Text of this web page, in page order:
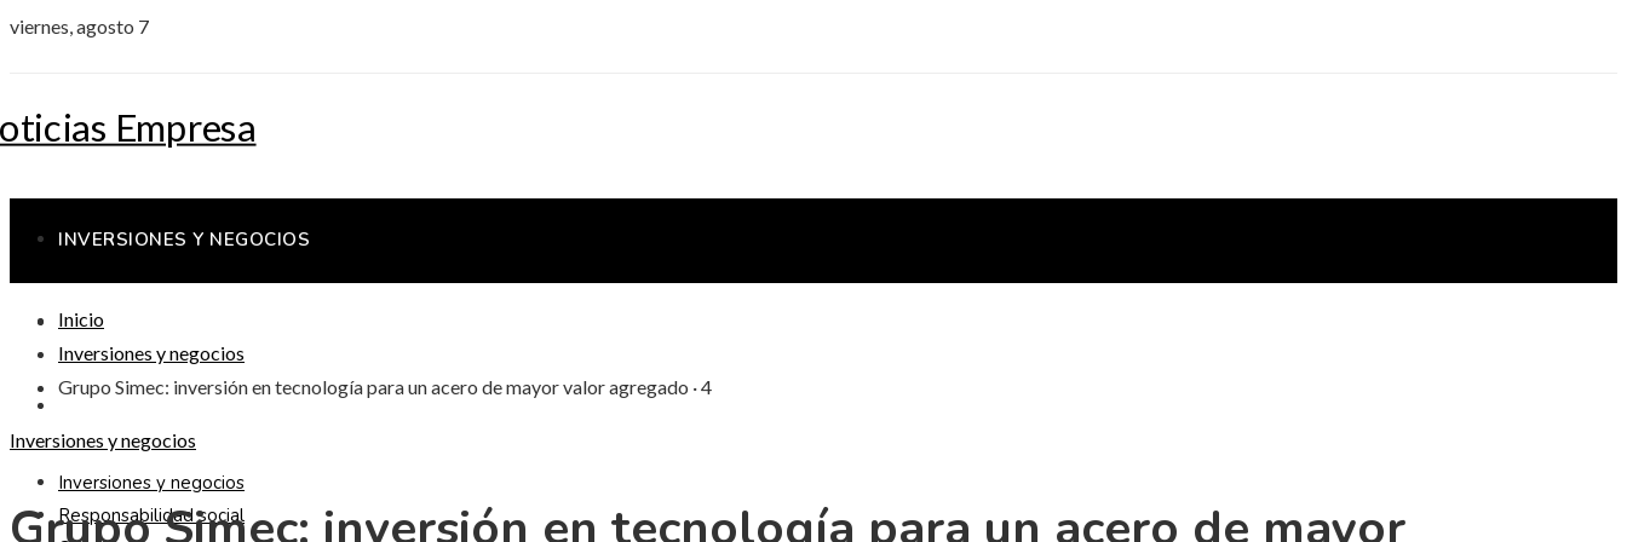
viernes, agosto 7
INVERSIONES Y NEGOCIOS
RESPONSABILIDAD SOCIAL
Inversiones y negocios
Responsabilidad social
Inicio
Inversiones y negocios
Grupo Simec: inversión en tecnología para un acero de mayor valor agregado · 4
Inversiones y negocios
Grupo Simec: inversión en tecnología para un acero de mayor